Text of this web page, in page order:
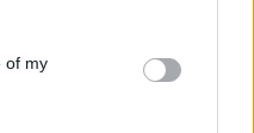
of my
: